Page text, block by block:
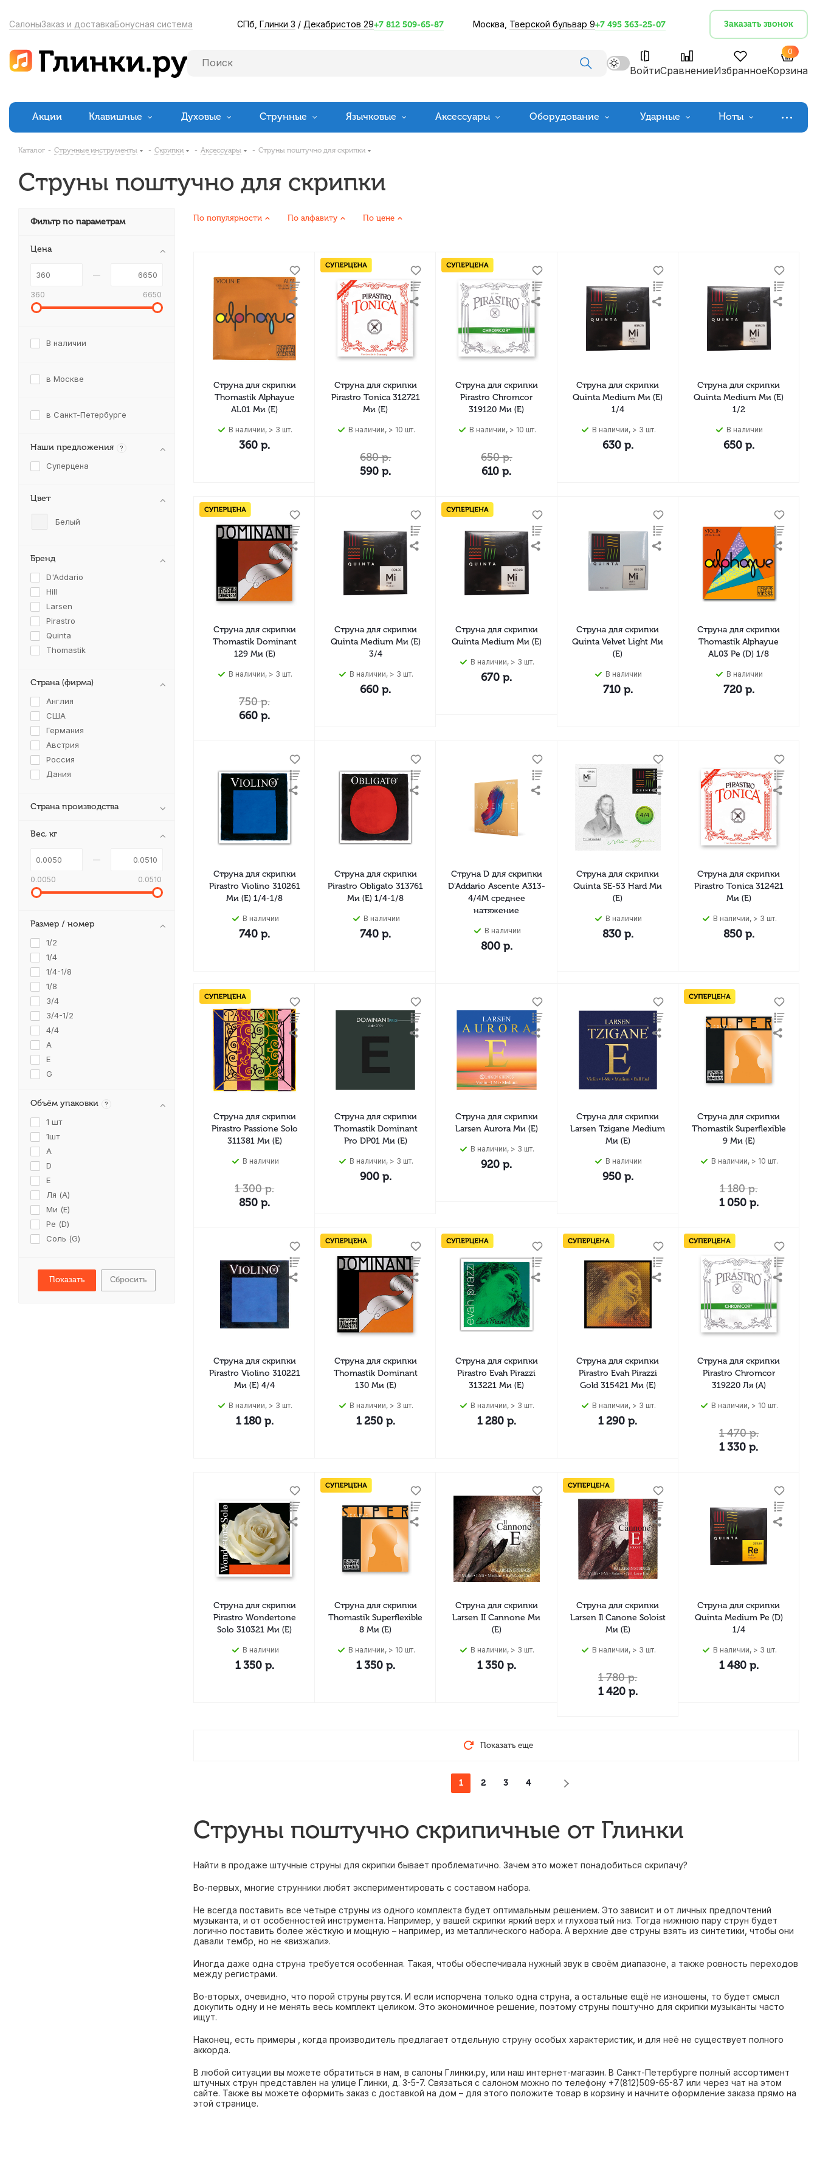
СалоныЗаказ и доставкаБонусная система СПб, Глинки 3 / Декабристов 29+7 812 509-65-87 Москва, Тверской бульвар 9+7 495 363-25-07 Заказать звонок
ВойтиСравнениеИзбранное
0
Корзина
Акции Клавишные Духовые Струнные Язычковые Аксессуары Оборудование Ударные Ноты
Каталог - Струнные инструменты - Скрипки - Аксессуары - Струны поштучно для скрипки
Струны поштучно для скрипки
По популярности По алфавиту По цене
Струна для скрипки
Thomastik Alphayue
AL01 Ми (E)
В наличии, > 3 шт.
360 р.
Струна для скрипки
Pirastro Tonica 312721
Ми (E)
В наличии, > 10 шт.
590 р.
680р.
Струна для скрипки
Pirastro Chromcor
319120 Ми (E)
В наличии, > 10 шт.
610 р.
650р.
Струна для скрипки
Quinta Medium Ми (E)
1/4
В наличии, > 3 шт.
630р.
Струна для скрипки
Quinta Medium Ми (E)
1/2
В наличии
650р.
Струна для скрипки
Thomastik Dominant
129 Ми (E)
В наличии, > 3 шт.
660 р.
750р.
Струна для скрипки
Quinta Medium Ми (E)
3/4
В наличии, > 3 шт.
660 р.
Струна для скрипки
Quinta Medium Ми (E)
В наличии, > 3 шт.
670 р.
Струна для скрипки
Quinta Velvet Light Ми
(E)
В наличии
710р.
Струна для скрипки
Thomastik Alphayue
AL03 Ре (D) 1/8
В наличии
720р.
Струна для скрипки
Pirastro Violino 310261
Ми (E) 1/4-1/8
В наличии
740 р.
Струна для скрипки
Pirastro Obligato 313761
Ми (E) 1/4-1/8
В наличии
740 р.
Струна D для скрипки
D'Addario Ascente A313-
4/4M среднее
натяжение
В наличии
800р.
Струна для скрипки
Quinta SE-53 Hard Ми
(E)
В наличии
830р.
Струна для скрипки
Pirastro Tonica 312421
Ми (E)
В наличии, > 3 шт.
850р.
Струна для скрипки
Pirastro Passione Solo
311381 Ми (E)
В наличии
850 р.
1 300р.
Струна для скрипки
Thomastik Dominant
Pro DP01 Ми (E)
В наличии, > 3 шт.
900р.
Струна для скрипки
Larsen Aurora Ми (E)
В наличии, > 3 шт.
920 р.
Струна для скрипки
Larsen Tzigane Medium
Ми (E)
В наличии
950р.
Струна для скрипки
Thomastik Superflexible
9 Ми (E)
В наличии, > 10 шт.
1 050р.
1 180р.
Струна для скрипки
Pirastro Violino 310221
Ми (E) 4/4
В наличии, > 3 шт.
1 180р.
Струна для скрипки
Thomastik Dominant
130 Ми (E)
В наличии, > 3 шт.
1 250р.
Струна для скрипки
Pirastro Evah Pirazzi
313221 Ми (E)
В наличии, > 3 шт.
1 280р.
Струна для скрипки
Pirastro Evah Pirazzi
Gold 315421 Ми (E)
В наличии, > 3 шт.
1 290 р.
Струна для скрипки
Pirastro Chromcor
319220 Ля (A)
В наличии, > 10 шт.
1 330 р.
1 470р.
Струна для скрипки
Pirastro Wondertone
Solo 310321 Ми (E)
В наличии
1 350р.
Струна для скрипки
Thomastik Superflexible
8 Ми (E)
В наличии, > 10 шт.
1 350р.
Струна для скрипки
Larsen II Cannone Ми
(E)
В наличии, > 3 шт.
1 350р.
Струна для скрипки
Larsen Il Canone Soloist
Ми (E)
В наличии, > 3 шт.
1 420р.
1 780р.
Струна для скрипки
Quinta Medium Ре (D)
1/4
В наличии, > 3 шт.
1 480р.
Показать еще
1 2 3 4
Струны поштучно скрипичные от Глинки
Найти в продаже штучные струны для скрипки бывает проблематично. Зачем это может понадобиться скрипачу?
Во-первых, многие струнники любят экспериментировать с составом набора.
Не всегда поставить все четыре струны из одного комплекта будет оптимальным решением. Это зависит и от личных предпочтений
музыканта, и от особенностей инструмента. Например, у вашей скрипки яркий верх и глуховатый низ. Тогда нижнюю пару струн будет
логично поставить более жёсткую и мощную – например, из металлического набора. А верхние две струны взять из синтетики, чтобы они
давали тембр, но не «визжали».
Иногда даже одна струна требуется особенная. Такая, чтобы обеспечивала нужный звук в своём диапазоне, а также ровность переходов
между регистрами.
Во-вторых, очевидно, что порой струны рвутся. И если испорчена только одна струна, а остальные ещё не изношены, то будет смысл
докупить одну и не менять весь комплект целиком. Это экономичное решение, поэтому струны поштучно для скрипки музыканты часто
ищут.
Наконец, есть примеры , когда производитель предлагает отдельную струну особых характеристик, и для неё не существует полного
аккорда.
В любой ситуации вы можете обратиться в нам, в салоны Глинки.ру, или наш интернет-магазин. В Санкт-Петербурге полный ассортимент
штучных струн представлен на улице Глинки, д. 3-5-7. Связаться с салоном можно по телефону +7(812)509-65-87 или через чат на этом
сайте. Также вы можете оформить заказ с доставкой на дом – для этого положите товар в корзину и начните оформление заказа прямо на
этой странице.
Фильтр по параметрам
Цена
360 6650
В наличии
в Москве
в Санкт-Петербурге
Наши предложения ?
Суперцена
Цвет
Белый
Бренд
D'Addario
Hill
Larsen
Pirastro
Quinta
Thomastik
Страна (фирма)
Англия
США
Германия
Австрия
Россия
Дания
Страна производства
Вес, кг
0.0050 0.0510
Размер / номер
1/2
1/4
1/4-1/8
1/8
3/4
3/4-1/2
4/4
A
E
G
Объём упаковки ?
1 шт
1шт
A
D
E
Ля (A)
Ми (E)
Ре (D)
Соль (G)
Сбросить